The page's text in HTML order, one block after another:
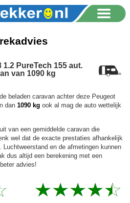
1.2 PureTech 155 aut.
van 1090 kg
beladen caravan achter deze Peugeot
dan 1090 kg ook al mag de auto wettelijk
van een gemiddelde caravan die
wel dat de exacte prestaties afhankelijk
en de afmetingen kunnen
dus altijd een berekening met een
advies!